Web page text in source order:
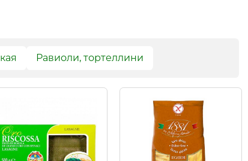
Равиоли, тортеллини